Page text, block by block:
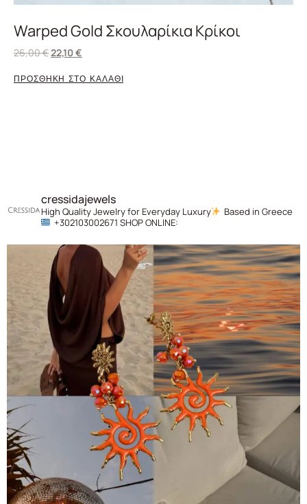
Warped Gold Σκουλαρίκια Κρίκοι
26,00€22,10€
ΠΡΟΣΘΗΚΗ ΣΤΟ ΚΑΛΑΘΙ
cressidajewels
High Quality Jewelry for Everyday Luxury
Based in Greece
+302103002671 SHOP ONLINE: